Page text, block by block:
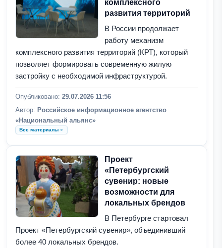
комплексного
развития территорий
В России продолжает
работу механизм
комплексного развития территорий (КРТ), который
позволяет формировать современную жилую
застройку с необходимой инфраструктурой.
Опубликовано: 29.07.2026 11:56
Автор: Российское информационное агентство
«Национальный альянс»
Все материалы
Проект
«Петербургский
сувенир: новые
возможности для
локальных брендов
В Петербурге стартовал
Проект «Петербургский сувенир», объединивший
более 40 локальных брендов.